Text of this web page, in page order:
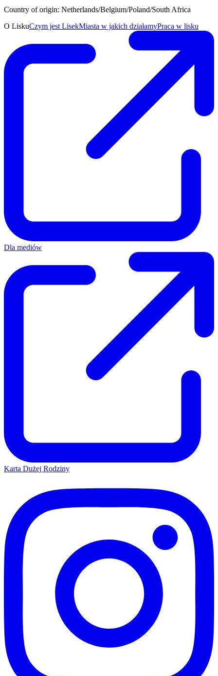
Country of origin: Netherlands/Belgium/Poland/South Africa
O LiskuCzym jest LisekMiasta w jakich działamyPraca w lisku
Dla mediów
Karta Dużej Rodziny